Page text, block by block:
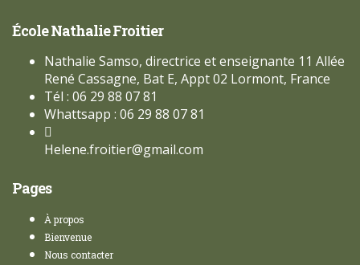
École Nathalie Froitier
Nathalie Samso, directrice et enseignante 11 Allée
René Cassagne, Bat E, Appt 02 Lormont, France
Tél : 06 29 88 07 81
Whattsapp : 06 29 88 07 81
Helene.froitier@gmail.com
Pages
À propos
Bienvenue
Nous contacter